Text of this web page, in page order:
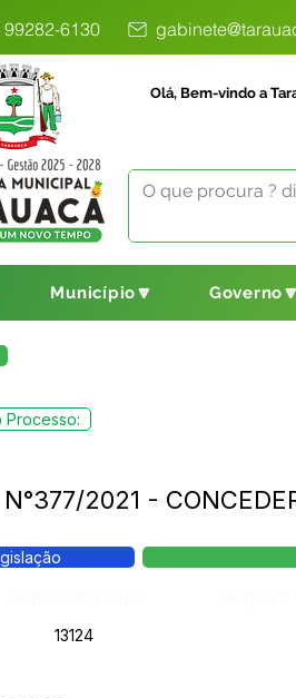
6130
Olá, Bem-vindo a
Município🔽 Governo🔽
Processo:
2021 -
13124